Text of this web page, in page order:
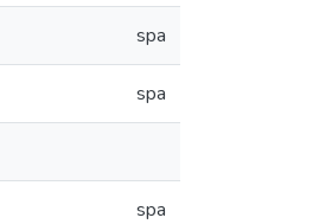
spa
spa
spa